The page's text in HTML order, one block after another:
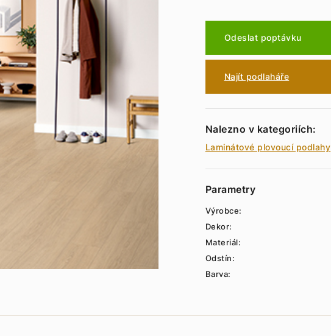
Odeslat poptávku
Najít podlaháře
Nalezno v kategoriích:
Laminátové plovoucí podlahy
Parametry
Výrobce:
Dekor:
Materiál:
Odstín:
Barva: